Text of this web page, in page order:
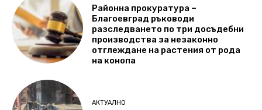
Районна прокуратура –
Благоевград ръководи
разследването по три досъдебни
производства за незаконно
отглеждане на растения от рода
на конопа
АКТУАЛНО